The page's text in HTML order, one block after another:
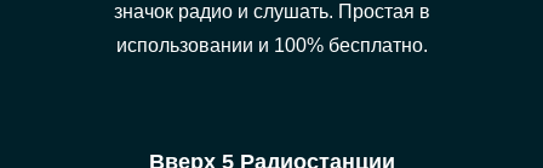
значок радио и слушать. Простая в
использовании и 100% бесплатно.
Вверх 5 Радиостанции